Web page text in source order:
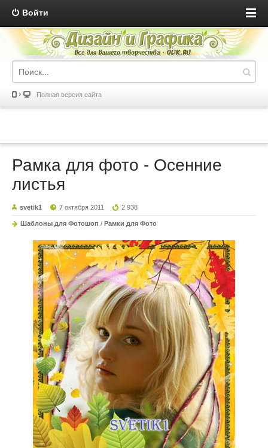
Войти
Полная версия сайта
Рамка для фото - Осенние
листья
svetik1 7 октября 2011 2 938
Шаблоны для Фотошоп / Рамки для Фото